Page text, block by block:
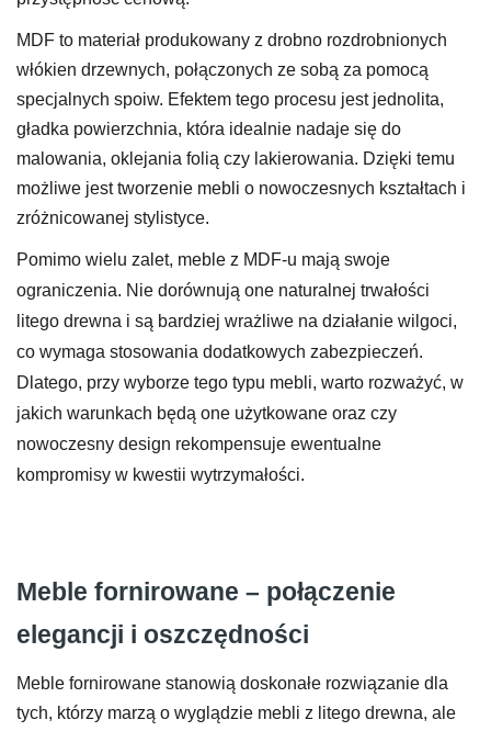
MDF to materiał produkowany z drobno rozdrobnionych
włókien drzewnych, połączonych ze sobą za pomocą
specjalnych spoiw. Efektem tego procesu jest jednolita,
gładka powierzchnia, która idealnie nadaje się do
malowania, oklejania folią czy lakierowania. Dzięki temu
możliwe jest tworzenie mebli o nowoczesnych kształtach i
zróżnicowanej stylistyce.
Pomimo wielu zalet, meble z MDF-u mają swoje
ograniczenia. Nie dorównują one naturalnej trwałości
litego drewna i są bardziej wrażliwe na działanie wilgoci,
co wymaga stosowania dodatkowych zabezpieczeń.
Dlatego, przy wyborze tego typu mebli, warto rozważyć, w
jakich warunkach będą one użytkowane oraz czy
nowoczesny design rekompensuje ewentualne
kompromisy w kwestii wytrzymałości.
Meble fornirowane – połączenie
elegancji i oszczędności
Meble fornirowane stanowią doskonałe rozwiązanie dla
tych, którzy marzą o wyglądzie mebli z litego drewna, ale